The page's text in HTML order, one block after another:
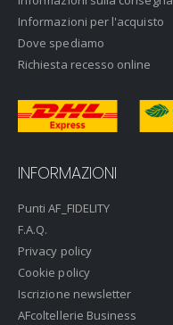
Informazioni per l'acquisto
Dove spediamo
Richiesta recesso online
INFORMAZIONI
Punti AF_FIDELITY
F.A.Q.
Privacy policy
Cookie policy
Iscrizione newsletter
AFcoltellerie Business